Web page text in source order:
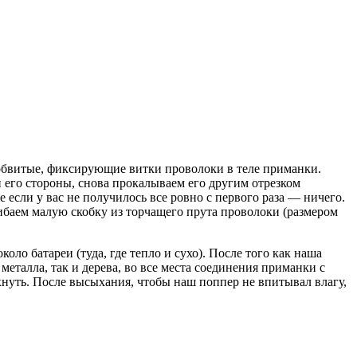
фиксирующие витки проволоки в теле приманки.
стороны, снова прокалываем его другим отрезком
если у вас не получилось все ровно с первого раза — ничего.
малую скобку из торчащего прута проволоки (размером
батареи (туда, где тепло и сухо). После того как наша
так и дерева, во все места соединения приманки с
После высыхания, чтобы наш поппер не впитывал влагу,